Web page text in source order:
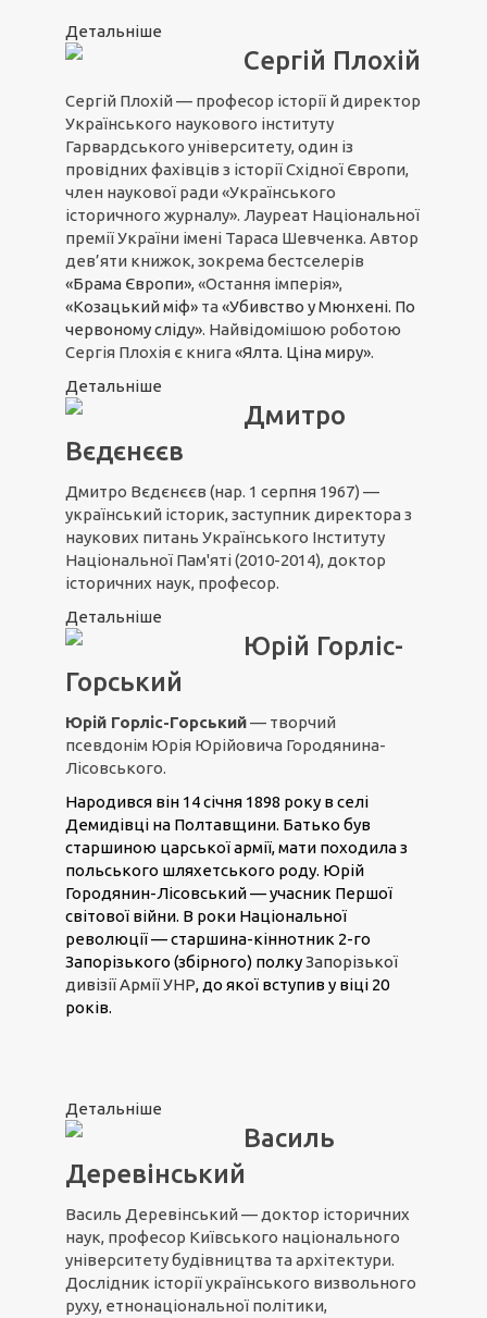
Детальніше
Сергій Плохій
Сергій Плохій — професор історії й директор
Українського наукового інституту
Гарвардського університету, один із
провідних фахівців з історії Східної Європи,
член наукової ради «Українського
історичного журналу». Лауреат Національної
премії України імені Тараса Шевченка. Автор
дев’яти книжок, зокрема бестселерів
«Брама Європи», «Остання імперія»,
«Козацький міф» та «Убивство у Мюнхені. По
червоному сліду». Найвідомішою роботою
Сергія Плохія є книга «Ялта. Ціна миру».
Детальніше
Дмитро
Вєдєнєєв
Дмитро Вєдєнєєв (нар. 1 серпня 1967) —
український історик, заступник директора з
наукових питань Українського Інституту
Національної Пам'яті (2010-2014), доктор
історичних наук, професор.
Детальніше
Юрій Горліс-
Горський
Юрій Горліс-Горський— творчий
псевдонім Юрія Юрійовича Городянина-
Лісовського.
Народився він 14 січня 1898 року в селі
Демидівці на Полтавщини. Батько був
старшиною царської армії, мати походила з
польського шляхетського роду. Юрій
Городянин-Лісовський — учасник Першої
світової війни. В роки Національної
революції — старшина-кіннотник 2-го
Запорізького (збірного) полкуЗапорізької
дивізії Армії УНР, до якої вступив у віці 20
років.
Детальніше
Василь
Деревінський
Василь Деревінський — доктор історичних
наук, професор Київського національного
університету будівництва та архітектури.
Дослідник історії українського визвольного
руху, етнонаціональної політики,